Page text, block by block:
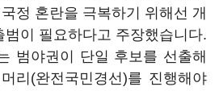
정 혼란을 극복하기 위해선 개
이 필요하다고 주장했습니다.
범야권이 단일 후보를 선출해
리(완전국민경선)를 진행해야